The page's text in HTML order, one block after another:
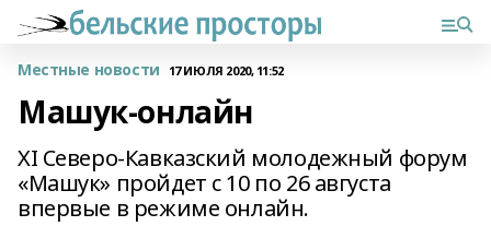
Местные новости 17 ИЮЛЯ 2020, 11:52
Машук-онлайн
XI Северо-Кавказский молодежный форум
«Машук» пройдет с 10 по 26 августа
впервые в режиме онлайн.